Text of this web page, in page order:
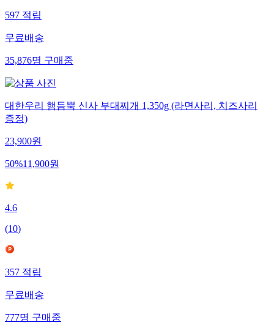
597 적립
무료배송
35,876명 구매중
대한우리 햄듬뿍 신사 부대찌개 1,350g (라면사리, 치즈사리
증정)
23,900원
50%11,900원
4.6
(10)
357 적립
무료배송
777명 구매중